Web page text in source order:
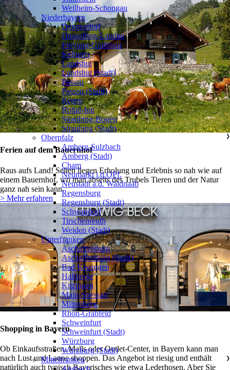
Ferien auf dem Bauernhof
Raus aufs Land! Selten liegen Erholung und Erlebnis so nah wie auf
einem Bauernhof, wo man abseits des Trubels Tieren und der Natur
ganz nah sein kann.
> Mehr erfahren
Shopping in Bayern
Ob Einkaufsstraßen, Malls oder Outlet-Center, in Bayern kann man
nach Lust und Laune shoppen. Das Angebot ist riesig und enthält
natürlich auch typisch Bayerisches wie etwa Lederhosen. Aber Sie
Weilheim-Schongau
Niederbayern
❯
Deggendorf
Dingolfing-Landau
Freyung-Grafenau
Kelheim
Landshut
Landshut (Stadt)
Passau
Passau (Stadt)
Regen
Rottal-Inn
Straubing-Bogen
Straubing (Stadt)
Oberpfalz
❯
Amberg-Sulzbach
Amberg (Stadt)
Cham
Neumarkt i.d.OPf.
Neustadt a.d. Waldnaab
Regensburg
Regensburg (Stadt)
Schwandorf
Tirschenreuth
Weiden (Stadt)
Unterfranken
❯
Aschaffenburg
Aschaffenburg (Stadt)
Bad Kissingen
Haßberge
Kitzingen
Main-Spessart
Miltenberg
Rhön-Grabfeld
Schweinfurt
Schweinfurt (Stadt)
Würzburg
Würzburg (Stadt)
Mittelfranken
❯